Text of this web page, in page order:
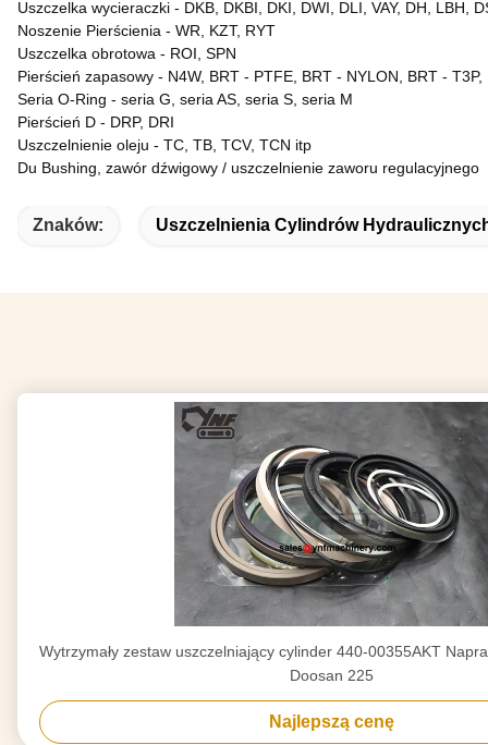
Uszczelka wycieraczki - DKB, DKBI, DKI, DWI, DLI, VAY, DH, LBH,
Noszenie Pierścienia - WR, KZT, RYT
Uszczelka obrotowa - ROI, SPN
Pierścień zapasowy - N4W, BRT - PTFE, BRT - NYLON, BRT -
Seria O-Ring - seria G, seria AS, seria S, seria M
Pierścień D - DRP, DRI
Uszczelnienie oleju - TC, TB, TCV, TCN itp
Du Bushing, zawór dźwigowy / uszczelnienie zaworu regulacyjnego
Znaków: Uszczelnienia Cylindrów
Wytrzymały zestaw uszczelniający cylinder 440-00355AKT
Doosan 225
Najlepszą cenę